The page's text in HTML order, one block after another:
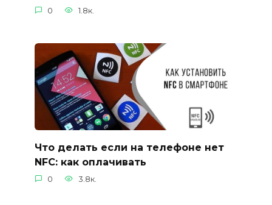
0 1.8к.
Что делать если на телефоне нет
NFC: как оплачивать
0 3.8к.